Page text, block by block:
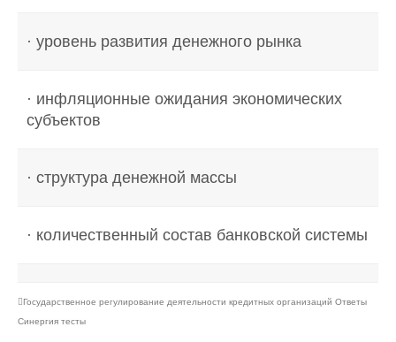
· уровень развития денежного рынка
· инфляционные ожидания экономических
субъектов
· структура денежной массы
· количественный состав банковской системы
Государственное регулирование деятельности кредитных организаций Ответы
Синергия тесты